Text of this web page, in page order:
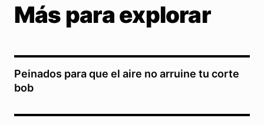
Más para explorar
Peinados para que el aire no arruine tu corte
bob